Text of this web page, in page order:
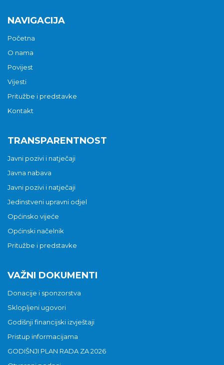
NAVIGACIJA
Početna
O nama
Povijest
Vijesti
Pritužbe i predstavke
Kontakt
TRANSPARENTNOST
Javni pozivi i natječaji
Javna nabava
Javni pozivi i natječaji
Jedinstveni upravni odjel
Općinsko vijeće
Općinski načelnik
Pritužbe i predstavke
VAŽNI DOKUMENTI
Donacije i sponzorstva
Sklopljeni ugovori
Godišnji financijski izvještaji
Pristup informacijama
GODIŠNJI PLAN RADA ZA 2026